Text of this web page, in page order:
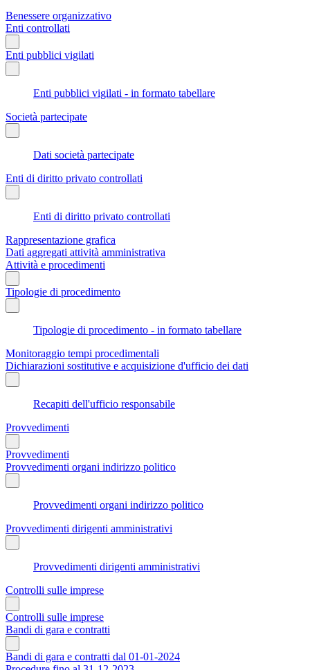
Benessere organizzativo
Enti controllati
Enti pubblici vigilati
Enti pubblici vigilati - in formato tabellare
Società partecipate
Dati società partecipate
Enti di diritto privato controllati
Enti di diritto privato controllati
Rappresentazione grafica
Dati aggregati attività amministrativa
Attività e procedimenti
Tipologie di procedimento
Tipologie di procedimento - in formato tabellare
Monitoraggio tempi procedimentali
Dichiarazioni sostitutive e acquisizione d'ufficio dei dati
Recapiti dell'ufficio responsabile
Provvedimenti
Provvedimenti
Provvedimenti organi indirizzo politico
Provvedimenti organi indirizzo politico
Provvedimenti dirigenti amministrativi
Provvedimenti dirigenti amministrativi
Controlli sulle imprese
Controlli sulle imprese
Bandi di gara e contratti
Bandi di gara e contratti dal 01-01-2024